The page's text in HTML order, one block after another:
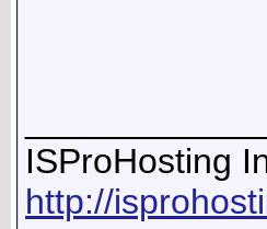
ISProHosting
http://